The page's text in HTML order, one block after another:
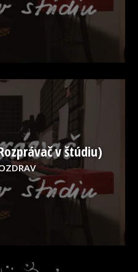
v štúdiu)